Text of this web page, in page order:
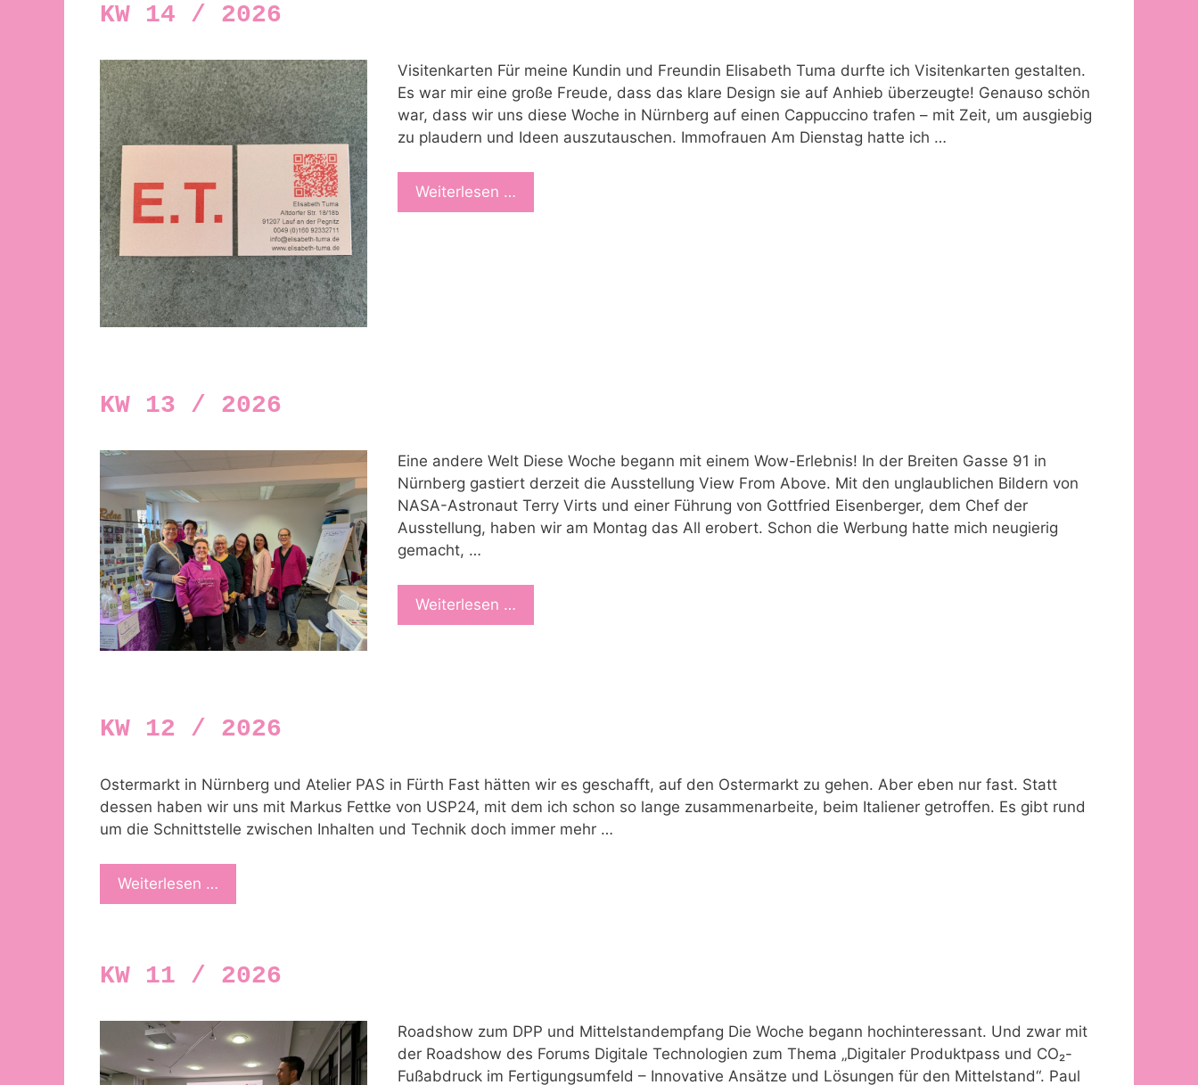
KW 14 / 2026
Visitenkarten Für meine Kundin und Freundin Elisabeth Tuma durfte ich Visitenkarten gestalten.
Es war mir eine große Freude, dass das klare Design sie auf Anhieb überzeugte! Genauso schön
war, dass wir uns diese Woche in Nürnberg auf einen Cappuccino trafen – mit Zeit, um ausgiebig
zu plaudern und Ideen auszutauschen. Immofrauen Am Dienstag hatte ich …
Weiterlesen …
KW 13 / 2026
Eine andere Welt Diese Woche begann mit einem Wow-Erlebnis! In der Breiten Gasse 91 in
Nürnberg gastiert derzeit die Ausstellung View From Above. Mit den unglaublichen Bildern von
NASA-Astronaut Terry Virts und einer Führung von Gottfried Eisenberger, dem Chef der
Ausstellung, haben wir am Montag das All erobert. Schon die Werbung hatte mich neugierig
gemacht, …
Weiterlesen …
KW 12 / 2026
Ostermarkt in Nürnberg und Atelier PAS in Fürth Fast hätten wir es geschafft, auf den Ostermarkt zu gehen. Aber eben nur fast. Statt
dessen haben wir uns mit Markus Fettke von USP24, mit dem ich schon so lange zusammenarbeite, beim Italiener getroffen. Es gibt rund
um die Schnittstelle zwischen Inhalten und Technik doch immer mehr …
Weiterlesen …
KW 11 / 2026
Roadshow zum DPP und Mittelstandempfang Die Woche begann hochinteressant. Und zwar mit
der Roadshow des Forums Digitale Technologien zum Thema „Digitaler Produktpass und CO₂-
Fußabdruck im Fertigungsumfeld – Innovative Ansätze und Lösungen für den Mittelstand“. Paul